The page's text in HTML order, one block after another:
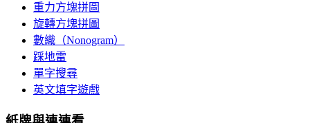
重力方塊拼圖
旋轉方塊拼圖
數織（Nonogram）
踩地雷
單字搜尋
英文填字遊戲